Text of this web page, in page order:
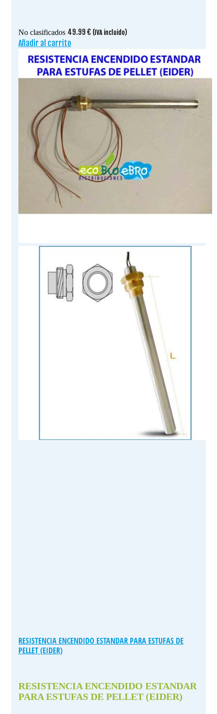
No clasificados 49.99 € (IVA incluido)
Añadir al carrito
RESISTENCIA ENCENDIDO ESTANDAR PARA ESTUFAS DE
PELLET (EIDER)
RESISTENCIA ENCENDIDO ESTANDAR
PARA ESTUFAS DE PELLET (EIDER)